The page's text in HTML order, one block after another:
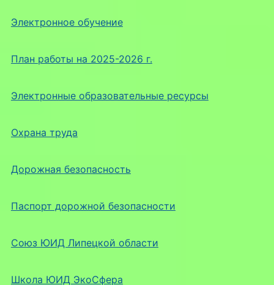
Электронное обучение
План работы на 2025-2026 г.
Электронные образовательные ресурсы
Охрана труда
Дорожная безопасность
Паспорт дорожной безопасности
Союз ЮИД Липецкой области
Школа ЮИД ЭкоСфера